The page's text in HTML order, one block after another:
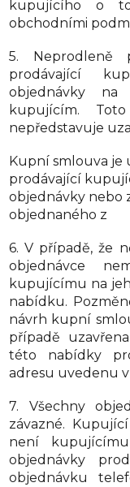
kupujícího o
obchodními
5. Neprodleně
prodávající
objednávky na
kupujícím.
nepředstavuje
Kupní smlouva je
prodávající
objednávky nebo
objednaného z
6. V případě, že
objednávce
kupujícímu na
nabídku.
návrh kupní
případě
této nabídky
adresu uvedenu
7. Všechny
závazné.
není
objednávky
objednávku